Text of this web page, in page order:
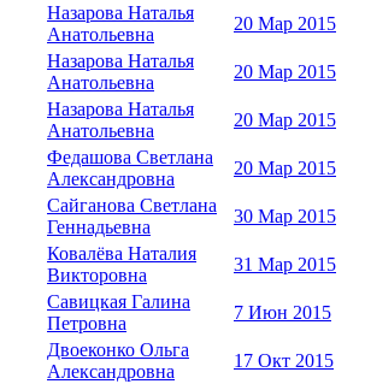
Назарова Наталья
Анатольевна
20 Мар 2015
Назарова Наталья
Анатольевна
20 Мар 2015
Назарова Наталья
Анатольевна
20 Мар 2015
Федашова Светлана
Александровна
20 Мар 2015
Сайганова Светлана
Геннадьевна
30 Мар 2015
Ковалёва Наталия
Викторовна
31 Мар 2015
Савицкая Галина
Петровна
7 Июн 2015
Двоеконко Ольга
Александровна
17 Окт 2015